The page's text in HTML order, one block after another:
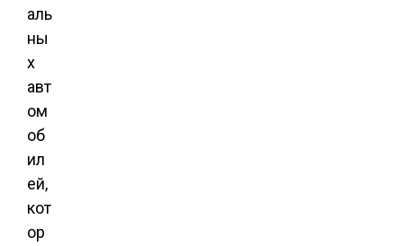
аль
ны
х
авт
ом
об
ил
ей,
кот
ор